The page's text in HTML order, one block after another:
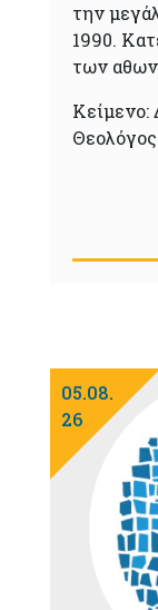
την
1990.
των
Κείμενο:
05.08.
26